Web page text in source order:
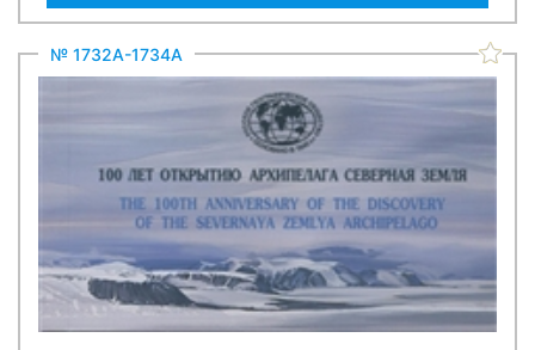
№ 1732A-1734A